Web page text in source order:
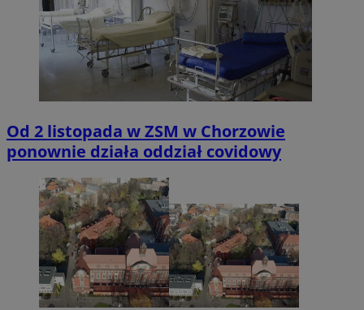
Od 2 listopada w ZSM w Chorzowie
ponownie działa oddział covidowy